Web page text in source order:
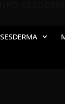
SESDERMA